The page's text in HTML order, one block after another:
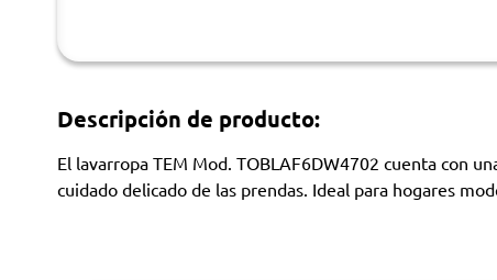
Descripción de producto:
El lavarropa TEM Mod. TOBLAF6DW4702 cuenta con
cuidado delicado de las prendas. Ideal para hogares